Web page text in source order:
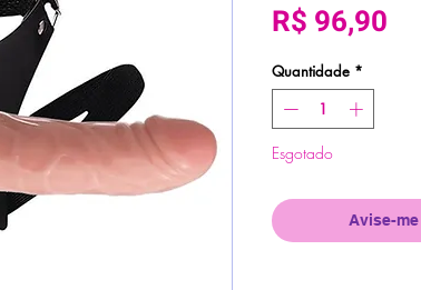
R$ 96,90
Quantidade *
Esgotado
Avise-